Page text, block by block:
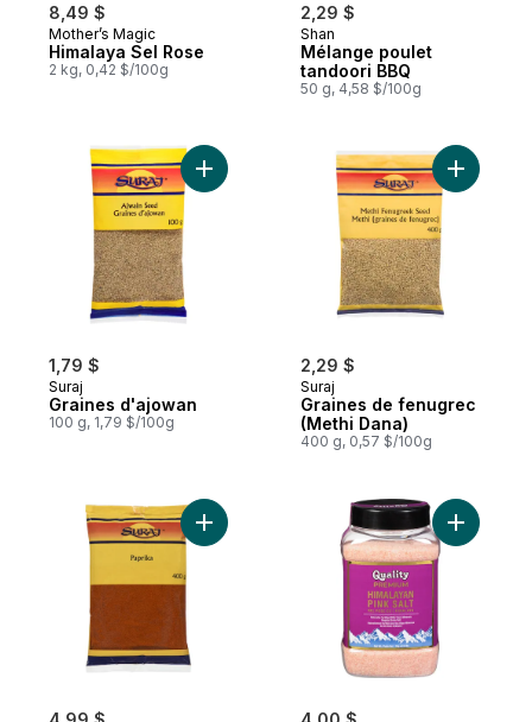
8,49 $
Mother’s Magic
Himalaya Sel Rose
2 kg, 0,42 $/100g
2,29 $
Shan
Mélange poulet
tandoori BBQ
50 g, 4,58 $/100g
1,79 $
Suraj
Graines d'ajowan
100 g, 1,79 $/100g
Ajouter Graines d'ajowan au panier
2,29 $
Suraj
Graines de fenugrec
(Methi Dana)
400 g, 0,57 $/100g
Ajouter
Ajouter Paprika au panier